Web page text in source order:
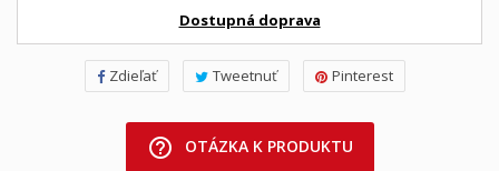
Dostupná doprava
Zdieľať Tweetnuť Pinterest
help_outline OTÁZKA K PRODUKTU